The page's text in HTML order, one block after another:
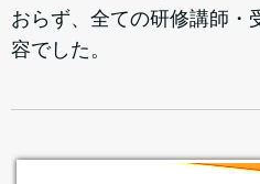
おらず、全ての研修講師・
容でした。